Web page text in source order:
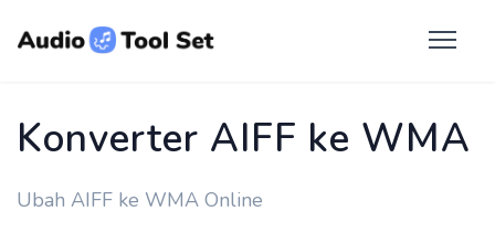
Konverter AIFF ke WMA
Ubah AIFF ke WMA Online